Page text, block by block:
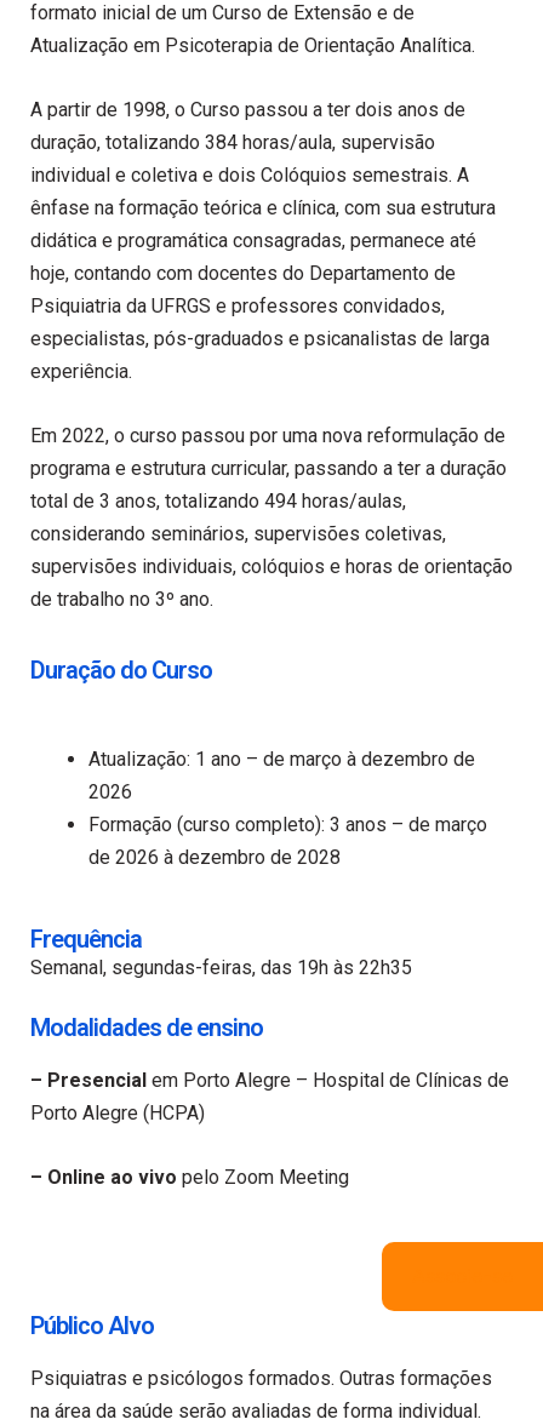
formato inicial de um Curso de Extensão e de
Atualização em Psicoterapia de Orientação Analítica.
A partir de 1998, o Curso passou a ter dois anos de
duração, totalizando 384 horas/aula, supervisão
individual e coletiva e dois Colóquios semestrais. A
ênfase na formação teórica e clínica, com sua estrutura
didática e programática consagradas, permanece até
hoje, contando com docentes do Departamento de
Psiquiatria da UFRGS e professores convidados,
especialistas, pós-graduados e psicanalistas de larga
experiência.
Em 2022, o curso passou por uma nova reformulação de
programa e estrutura curricular, passando a ter a duração
total de 3 anos, totalizando 494 horas/aulas,
considerando seminários, supervisões coletivas,
supervisões individuais, colóquios e horas de orientação
de trabalho no 3º ano.
Duração do Curso
Atualização: 1 ano – de março à dezembro de
2026
Formação (curso completo): 3 anos – de março
de 2026 à dezembro de 2028
Frequência
Semanal, segundas-feiras, das 19h às 22h35
Modalidades de ensino
– Presencial em Porto Alegre – Hospital de Clínicas de
Porto Alegre (HCPA)
– Online ao vivo pelo Zoom Meeting
Público Alvo
Psiquiatras e psicólogos formados. Outras formações
na área da saúde serão avaliadas de forma individual.